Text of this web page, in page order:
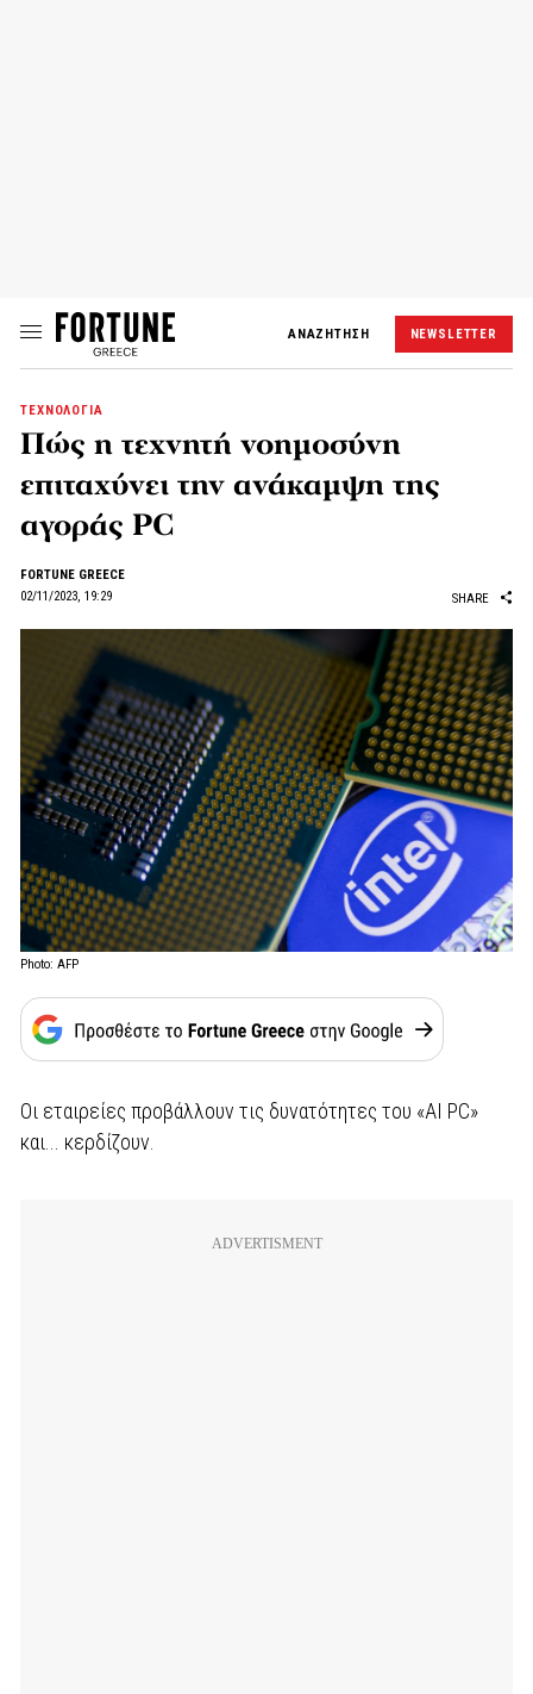
ΑΝΑΖΗΤΗΣΗ NEWSLETTER
ΤΕΧΝΟΛΟΓΙΑ
Πώς η τεχνητή νοημοσύνη
επιταχύνει την ανάκαμψη της
αγοράς PC
FORTUNE GREECE
02/11/2023, 19:29
SHARE
Photo: AFP
Οι εταιρείες προβάλλουν τις δυνατότητες του «AI PC»
και... κερδίζουν.